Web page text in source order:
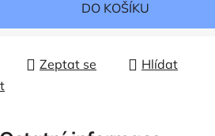
DO KOŠÍKU
Zeptat se
Hlídat